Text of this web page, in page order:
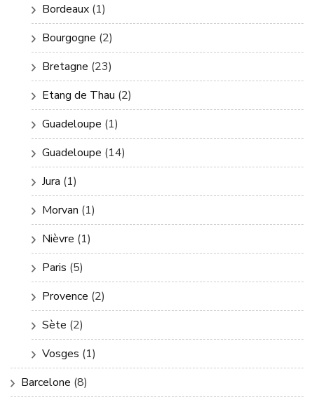
Bordeaux (1)
Bourgogne (2)
Bretagne (23)
Etang de Thau (2)
Guadeloupe (1)
Guadeloupe (14)
Jura (1)
Morvan (1)
Nièvre (1)
Paris (5)
Provence (2)
Sète (2)
Vosges (1)
Barcelone (8)